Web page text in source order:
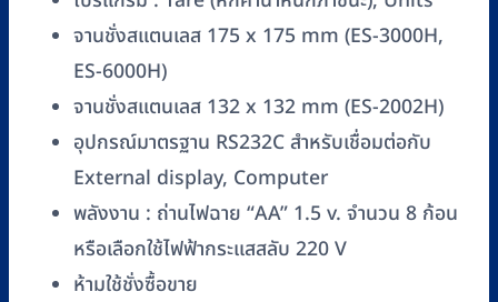
จานชั่งสแตนเลส 175 x 175 mm (ES-3000H,
ES-6000H)
จานชั่งสแตนเลส 132 x 132 mm (ES-2002H)
อุปกรณ์มาตรฐาน RS232C สำหรับเชื่อมต่อกับ
External display, Computer
พลังงาน : ถ่านไฟฉาย “AA” 1.5 v. จำนวน 8 ก้อน
หรือเลือกใช้ไฟฟ้ากระแสสลับ 220 V
ห้ามใช้ชั่งซื้อขาย